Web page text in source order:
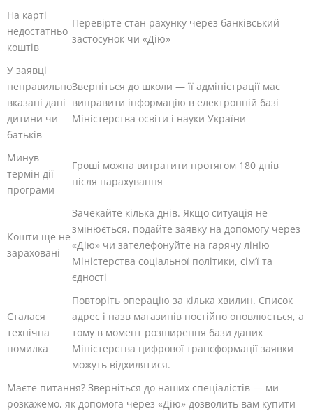
На карті
недостатньо
коштів
Перевірте стан рахунку через банківський
застосунок чи «Дію»
У заявці
неправильно
вказані дані
дитини чи
батьків
Зверніться до школи — її адміністрації має
виправити інформацію в електронній базі
Міністерства освіти і науки України
Минув
термін дії
програми
Гроші можна витратити протягом 180 днів
після нарахування
Кошти ще не
зараховані
Зачекайте кілька днів. Якщо ситуація не
змінюється, подайте заявку на допомогу через
«Дію» чи зателефонуйте на гарячу лінію
Міністерства соціальної політики, сім’ї та
єдності
Сталася
технічна
помилка
Повторіть операцію за кілька хвилин. Список
адрес і назв магазинів постійно оновлюється, а
тому в момент розширення бази даних
Міністерства цифрової трансформації заявки
можуть відхилятися.
Маєте питання? Зверніться до наших спеціалістів — ми
розкажемо, як допомога через «Дію» дозволить вам купити